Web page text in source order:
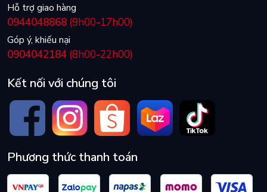
Hỗ trợ giao hàng
0944048868 (9h00-17h00)
Góp ý, khiếu nại
0904042184 (8h00-22h00)
Kết nối với chúng tôi
Phương thức thanh toán